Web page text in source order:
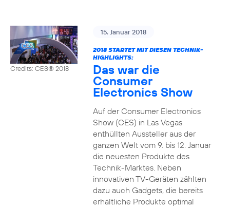
Credits: CES® 2018
15. Januar 2018
2018 STARTET MIT DIESEN TECHNIK-
HIGHLIGHTS:
Das war die
Consumer
Electronics Show
Auf der Consumer Electronics
Show (CES) in Las Vegas
enthüllten Aussteller aus der
ganzen Welt vom 9. bis 12. Januar
die neuesten Produkte des
Technik-Marktes. Neben
innovativen TV-Geräten zählten
dazu auch Gadgets, die bereits
erhältliche Produkte optimal